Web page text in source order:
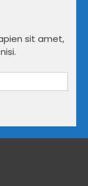
sit amet,